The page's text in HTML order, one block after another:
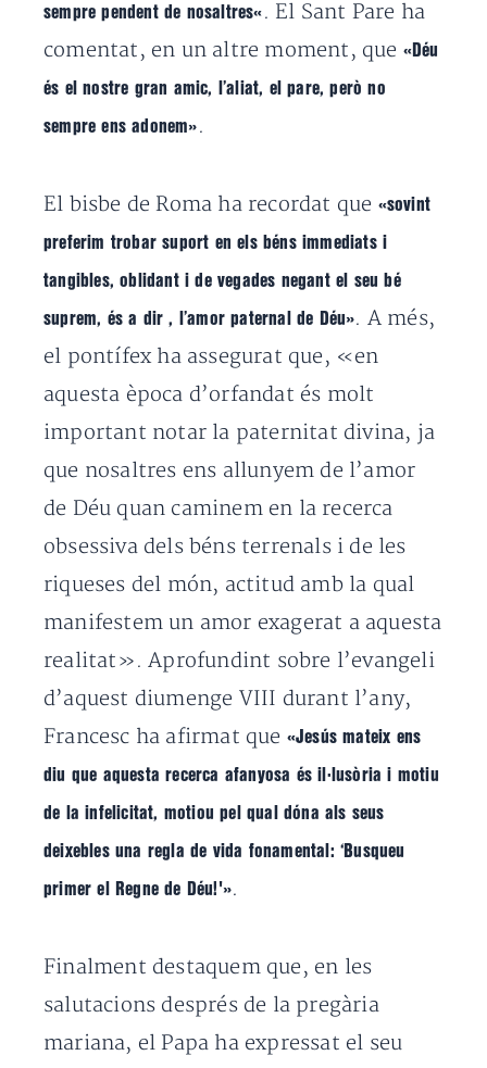
sempre pendent de nosaltres« . El Sant Pare ha
comentat, en un altre moment, que « Déu
és el nostre gran amic, l’aliat, el pare, però no
sempre ens adonem» .
El bisbe de Roma ha recordat que «sovint
preferim trobar suport en els béns immediats i
tangibles, oblidant i de vegades negant el seu bé
suprem, és a dir, l’amor paternal de Déu». A més,
el pontífex ha assegurat que, «en
aquesta època d’orfandat és molt
important notar la paternitat divina, ja
que nosaltres ens allunyem de l’amor
de Déu quan caminem en la recerca
obsessiva dels béns terrenals i de les
riqueses del món, actitud amb la qual
manifestem un amor exagerat a aquesta
realitat».Aprofundint sobre l’evangeli
d’aquest diumenge VIII durant l’any,
Francesc ha afirmat que «Jesús mateix ens
diu que aquesta recerca afanyosa és il·lusòria i motiu
de la infelicitat, motiou pel qual dóna als seus
deixebles una regla de vida fonamental: ‘Busqueu
primer el Regne de Déu!'».
Finalment destaquem que, en les
salutacions després de la pregària
mariana, el Papa ha expressat el seu